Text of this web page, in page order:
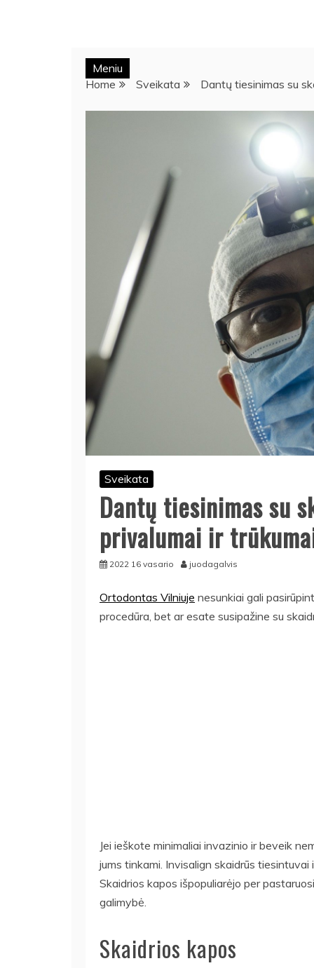
Meniu
Home
Sveikata Dantų tiesinimas su
Sveikata
Dantų tiesinimas su
privalumai ir
2022 16 vasario juodagalvis
Ortodontas Vilniuje nesunkiai gali
procedūra, bet ar esate susipažine su
Jei ieškote minimaliai invazinio ir beveik
jums tinkami. Invisalign skaidrūs
Skaidrios kapos išpopuliarėjo per
galimybė.
Skaidrios kapos